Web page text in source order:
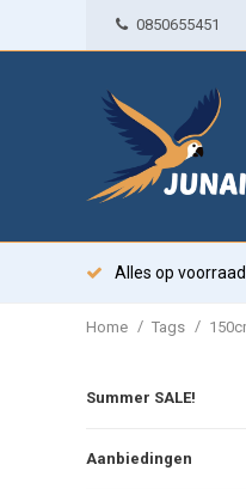
0850655451
Alles op
Home / Tags /
Summer SALE!
Aanbiedingen